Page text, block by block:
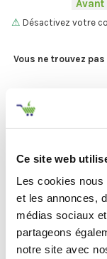
Ce site web
Les cookies nous
et les annonces,
médias sociaux
partageons
notre site avec
Avant
⚠ Désactivez votre
Vous ne trouvez
Et maintenant... ♫
Définir l'état de
-Avant